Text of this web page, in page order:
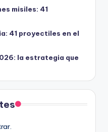
misiles: 41
41 proyectiles en el
la estrategia que